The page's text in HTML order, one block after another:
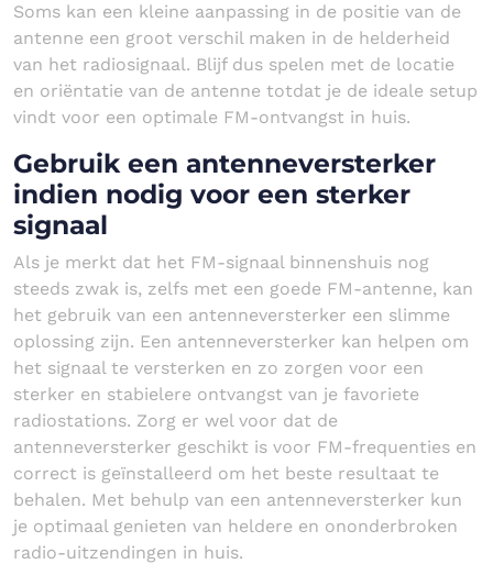
Soms kan een kleine aanpassing in de positie van de
antenne een groot verschil maken in de helderheid
van het radiosignaal. Blijf dus spelen met de locatie
en oriëntatie van de antenne totdat je de ideale setup
vindt voor een optimale FM-ontvangst in huis.
Gebruik een antenneversterker
indien nodig voor een sterker
signaal
Als je merkt dat het FM-signaal binnenshuis nog
steeds zwak is, zelfs met een goede FM-antenne, kan
het gebruik van een antenneversterker een slimme
oplossing zijn. Een antenneversterker kan helpen om
het signaal te versterken en zo zorgen voor een
sterker en stabielere ontvangst van je favoriete
radiostations. Zorg er wel voor dat de
antenneversterker geschikt is voor FM-frequenties en
correct is geïnstalleerd om het beste resultaat te
behalen. Met behulp van een antenneversterker kun
je optimaal genieten van heldere en ononderbroken
radio-uitzendingen in huis.